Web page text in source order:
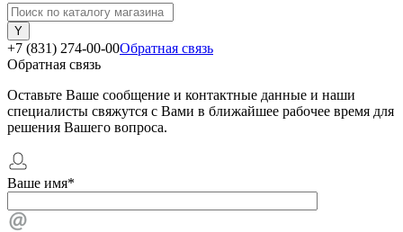
+7 (831) 274-00-00Обратная связь
Обратная связь
Оставьте Ваше сообщение и контактные данные и наши
специалисты свяжутся с Вами в ближайшее рабочее время для
решения Вашего вопроса.
Ваше имя*